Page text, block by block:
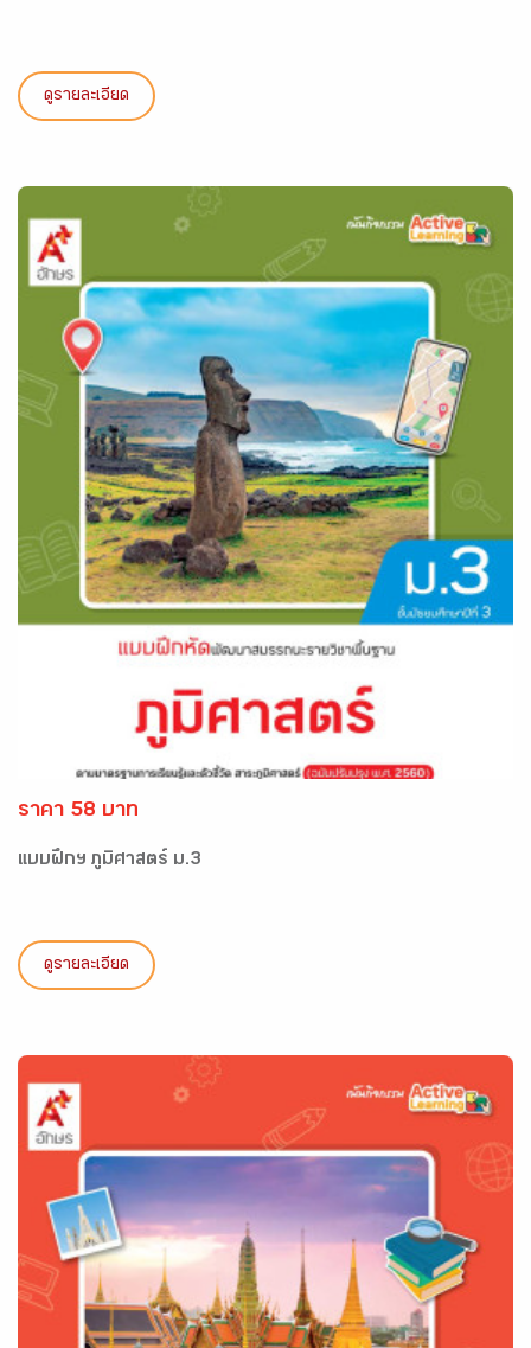
ดูรายละเอียด
ราคา 58 บาท
แบบฝึกฯ ภูมิศาสตร์ ม.3
ดูรายละเอียด